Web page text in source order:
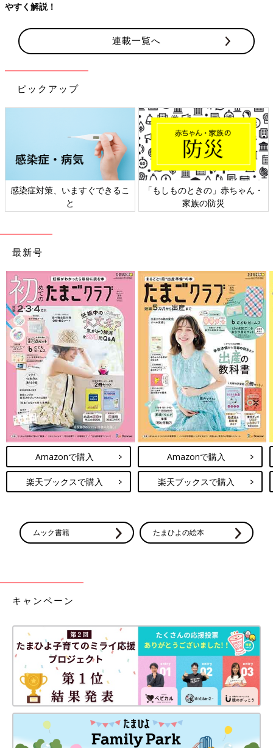
連載一覧へ
ピックアップ
ますぐできるこ
「もしものときの」赤ちゃん・
日本外来小
最新号
Amazonで購入
楽天ブックスで購入
Amazonで購入
楽天ブックスで購入
ムック書籍 たまひよの絵本
キャンペーン